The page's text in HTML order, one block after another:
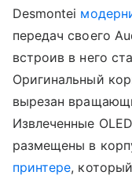
Desmontei
передач своего
встроив в него
Оригинальный
вырезан
Извлеченные
размещены в
принтере,